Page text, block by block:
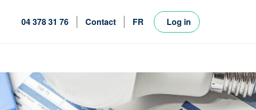
04 378 31 76 Contact
FR
Log in